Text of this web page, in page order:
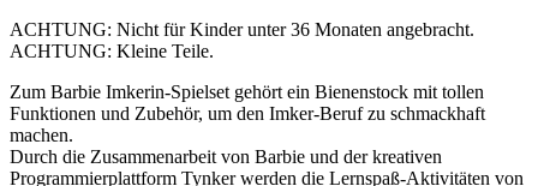
ACHTUNG: Nicht für Kinder unter 36 Monaten angebracht.
ACHTUNG: Kleine Teile.
Zum Barbie Imkerin-Spielset gehört ein Bienenstock mit tollen
Funktionen und Zubehör, um den Imker-Beruf zu schmackhaft
machen.
Durch die Zusammenarbeit von Barbie und der kreativen
Programmierplattform Tynker werden die Lernspaß-Aktivitäten von